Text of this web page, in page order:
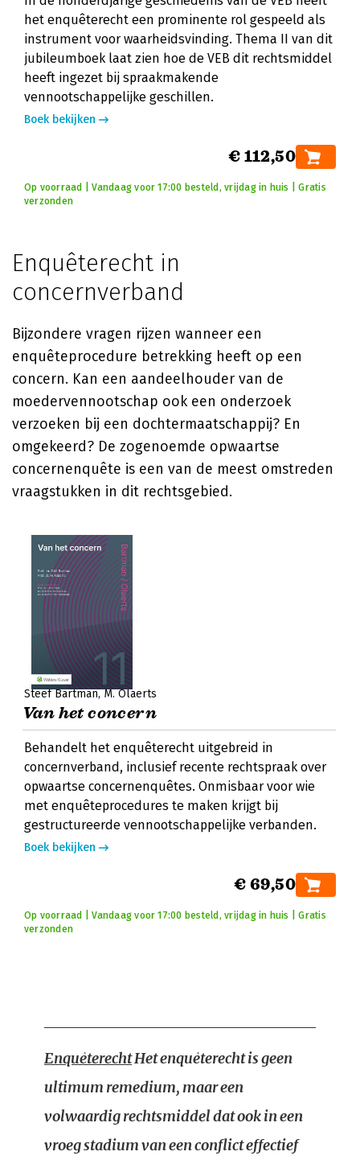
het enquêterecht een prominente rol gespeeld als
instrument voor waarheidsvinding. Thema II van dit
jubileumboek laat zien hoe de VEB dit rechtsmiddel
heeft ingezet bij spraakmakende
vennootschappelijke geschillen.
Boek bekijken
€ 112,50
Op voorraad | Vandaag voor 17:00 besteld, vrijdag in huis | Gratis
verzonden
Enquêterecht in
concernverband
Bijzondere vragen rijzen wanneer een
enquêteprocedure betrekking heeft op een
concern. Kan een aandeelhouder van de
moedervennootschap ook een onderzoek
verzoeken bij een dochtermaatschappij? En
omgekeerd? De zogenoemde opwaartse
concernenquête is een van de meest omstreden
vraagstukken in dit rechtsgebied.
Steef Bartman M. Olaerts
Van het concern
Behandelt het enquêterecht uitgebreid in
concernverband, inclusief recente rechtspraak over
opwaartse concernenquêtes. Onmisbaar voor wie
met enquêteprocedures te maken krijgt bij
gestructureerde vennootschappelijke verbanden.
Boek bekijken
€ 69,50
Op voorraad | Vandaag voor 17:00 besteld, vrijdag in huis | Gratis
verzonden
EnquêterechtHet enquêterecht is geen
ultimum remedium, maar een
volwaardig rechtsmiddel dat ook in een
vroeg stadium van een conflict effectief